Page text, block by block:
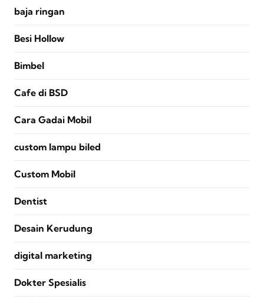
baja ringan
Besi Hollow
Bimbel
Cafe di BSD
Cara Gadai Mobil
custom lampu biled
Custom Mobil
Dentist
Desain Kerudung
digital marketing
Dokter Spesialis